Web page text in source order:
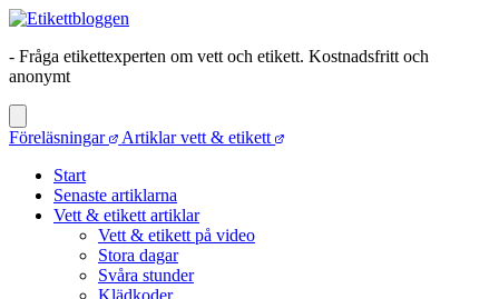
- Fråga etikettexperten om vett och etikett. Kostnadsfritt och
anonymt
Föreläsningar
Artiklar vett & etikett
Start
Senaste artiklarna
Vett & etikett artiklar
Vett & etikett på video
Stora dagar
Svåra stunder
Klädkoder